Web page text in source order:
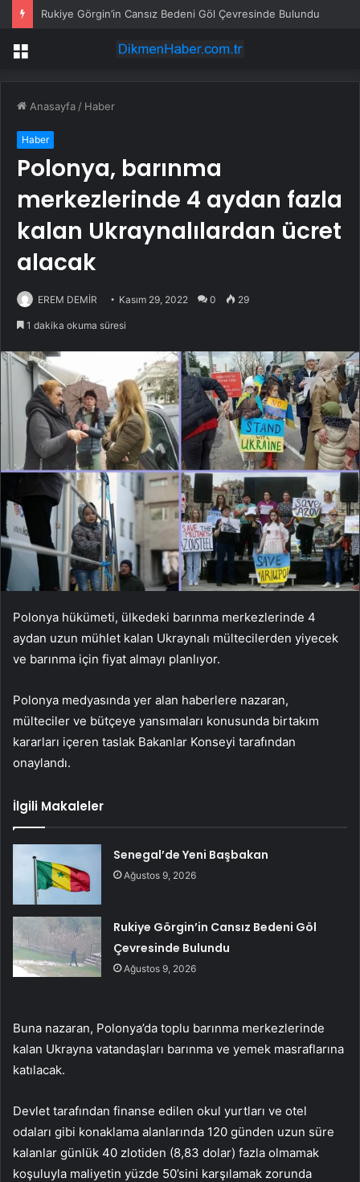
Rukiye Görgin’in Cansız Bedeni Göl Çevresinde Bulundu
Menü
Anasayfa / Haber
Haber
Polonya, barınma
merkezlerinde 4 aydan fazla
kalan Ukraynalılardan ücret
alacak
EREM DEMİR Kasım 29, 2022 0 29
1 dakika okuma süresi
Polonya hükümeti, ülkedeki barınma merkezlerinde 4
aydan uzun mühlet kalan Ukraynalı mültecilerden yiyecek
ve barınma için fiyat almayı planlıyor.
Polonya medyasında yer alan haberlere nazaran,
mülteciler ve bütçeye yansımaları konusunda birtakım
kararları içeren taslak Bakanlar Konseyi tarafından
onaylandı.
İlgili Makaleler
Senegal’de Yeni Başbakan
Ağustos 9, 2026
Rukiye Görgin’in Cansız Bedeni Göl
Çevresinde Bulundu
Ağustos 9, 2026
Buna nazaran, Polonya’da toplu barınma merkezlerinde
kalan Ukrayna vatandaşları barınma ve yemek masraflarına
katılacak.
Devlet tarafından finanse edilen okul yurtları ve otel
odaları gibi konaklama alanlarında 120 günden uzun süre
kalanlar günlük 40 zlotiden (8,83 dolar) fazla olmamak
koşuluyla maliyetin yüzde 50’sini karşılamak zorunda